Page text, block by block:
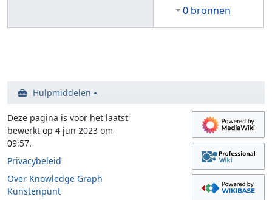
0 bronnen
Hulpmiddelen
Deze pagina is voor het laatst
bewerkt op 4 jun 2023 om
09:57.
Privacybeleid
Over Knowledge Graph
Kunstenpunt